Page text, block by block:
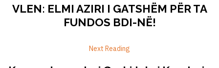
VLEN: ELMI AZIRI I GATSHËM PËR TA
FUNDOS BDI-NË!
Next Reading